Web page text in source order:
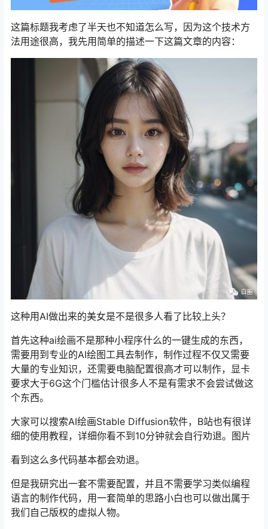
这篇标题我考虑了半天也不知道怎么写，因为这个技术方
法用途很高，我先用简单的描述一下这篇文章的内容：
这种用AI做出来的美女是不是很多人看了比较上头？
首先这种ai绘画不是那种小程序什么的一键生成的东西，
需要用到专业的AI绘图工具去制作，制作过程不仅又需要
大量的专业知识，还需要电脑配置很高才可以制作，显卡
要求大于6G这个门槛估计很多人不是有需求不会尝试做这
个东西。
大家可以搜索AI绘画Stable Diffusion软件，B站也有很详
细的使用教程，详细你看不到10分钟就会自行劝退。图片
看到这么多代码基本都会劝退。
但是我研究出一套不需要配置，并且不需要学习类似编程
语言的制作代码，用一套简单的思路小白也可以做出属于
我们自己版权的虚拟人物。